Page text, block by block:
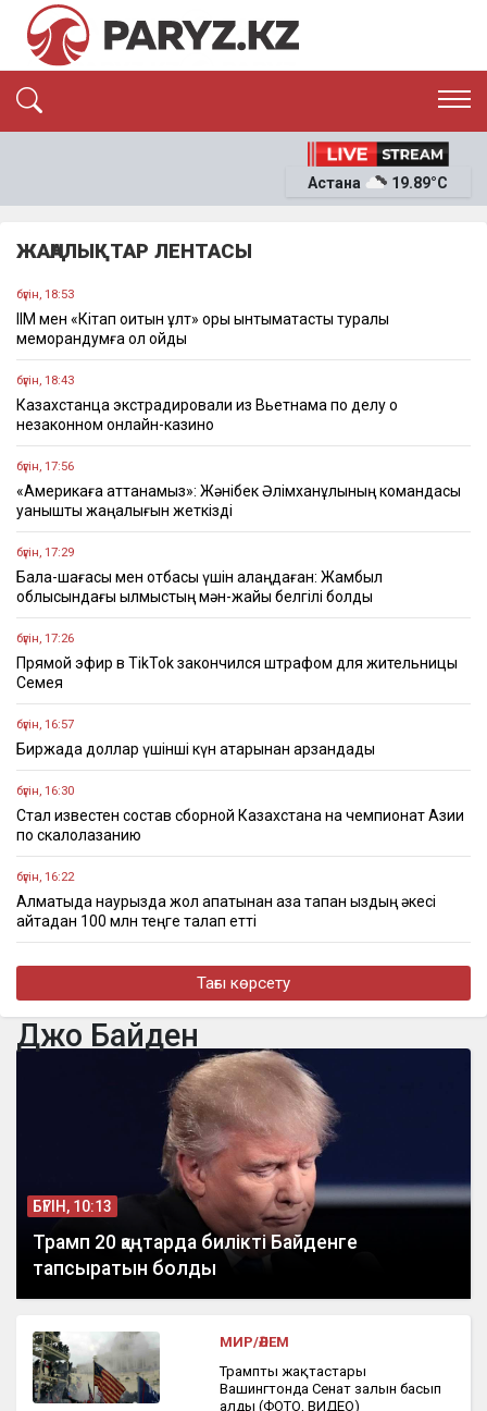
ЭКОНОМИКА
ОҚИҒА
Астана 19.89°C
ЖАҢАЛЫҚТАР ЛЕНТАСЫ
бүгін, 18:53
ІІМ мен «Кітап оқитын ұлт» қоры ынтымақтастық туралы
меморандумға қол қойды
бүгін, 18:43
Казахстанца экстрадировали из Вьетнама по делу о
незаконном онлайн-казино
бүгін, 17:56
«Америкаға аттанамыз»: Жәнібек Әлімханұлының командасы
қуанышты жаңалығын жеткізді
бүгін, 17:29
Бала-шағасы мен отбасы үшін алаңдаған: Жамбыл
облысындағы қылмыстың мән-жайы белгілі болды
бүгін, 17:26
Прямой эфир в TikTok закончился штрафом для жительницы
Семея
бүгін, 16:57
Биржада доллар үшінші күн қатарынан арзандады
бүгін, 16:30
Стал известен состав сборной Казахстана на чемпионат Азии
по скалолазанию
бүгін, 16:22
Алматыда наурызда жол апатынан қаза тапқан қыздың әкесі
қайтадан 100 млн теңге талап етті
бүгін, 16:00
Доллар еще на 2 тенге снизился
бүгін, 15:55
Астанада шалшық суға түскен екі ер адам қамауға алынды
Тағы көрсету
Джо Байден
БҮГІН, 10:13
Трамп 20 қаңтарда билікті Байденге
тапсыратын болды
МИР/ӘЛЕМ
Трамптың жақтастары
Вашингтонда Сенат залын басып
алды (ФОТО, ВИДЕО)